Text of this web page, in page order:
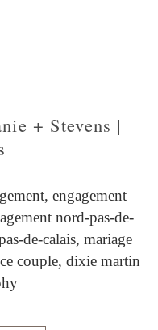
+ Stevens |